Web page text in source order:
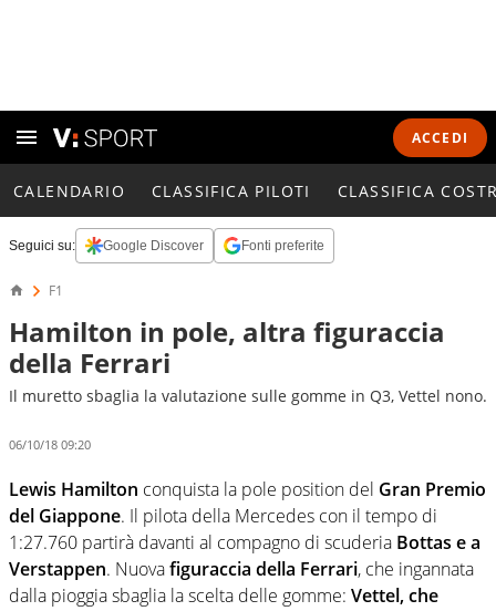
ACCEDI
CALENDARIO CLASSIFICA PILOTI CLASSIFICA
Seguici su: Google Discover Fonti preferite
F1
Hamilton in pole, altra figuraccia
della Ferrari
Il muretto sbaglia la valutazione sulle gomme in Q3, Vettel nono.
06/10/18 09:20
Lewis Hamilton conquista la pole position del Gran Premio
del Giappone. Il pilota della Mercedes con il tempo di
1:27.760 partirà davanti al compagno di scuderia Bottas e a
Verstappen. Nuovafiguraccia della Ferrari, che ingannata
dalla pioggia sbaglia la scelta delle gomme: Vettel, che